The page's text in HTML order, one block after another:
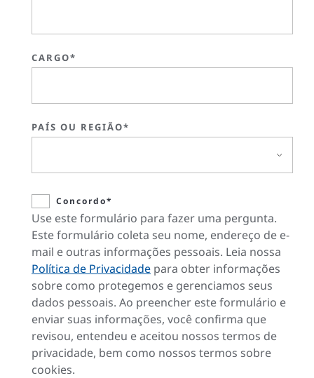
CARGO*
PAÍS OU REGIÃO*
Concordo*
Use este formulário para fazer uma pergunta.
Este formulário coleta seu nome, endereço de e-
mail e outras informações pessoais. Leia nossa
Política de Privacidade para obter informações
sobre como protegemos e gerenciamos seus
dados pessoais. Ao preencher este formulário e
enviar suas informações, você confirma que
revisou, entendeu e aceitou nossos termos de
privacidade, bem como nossos termos sobre
cookies.